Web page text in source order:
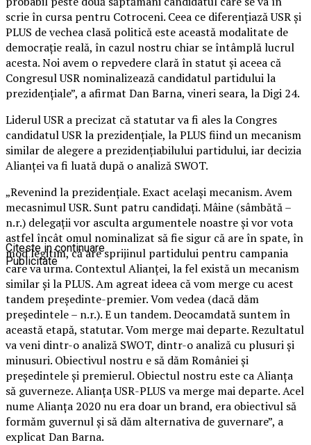
scrie în cursa pentru Cotroceni. Ceea ce diferenţiază USR şi
PLUS de vechea clasă politică este această modalitate de
democraţie reală, în cazul nostru chiar se întâmplă lucrul
acesta. Noi avem o repvedere clară în statut şi aceea că
Congresul USR nominalizează candidatul partidului la
prezidenţiale”, a afirmat Dan Barna, vineri seara, la Digi 24.
Liderul USR a precizat că statutar va fi ales la Congres
candidatul USR la prezidenţiale, la PLUS fiind un mecanism
similar de alegere a prezidenţiabilului partidului, iar decizia
Alianţei va fi luată după o analiză SWOT.
„Revenind la prezidenţiale. Exact acelaşi mecanism. Avem
mecasnimul USR. Sunt patru candidaţi. Mâine (sâmbătă –
n.r.) delegaţii vor asculta argumentele noastre şi vor vota
astfel încât omul nominalizat să fie sigur că are în spate, în
mod legitim, că are sprijinul partidului pentru campania
care va urma. Contextul Alianţei, la fel există un mecanism
similar şi la PLUS. Am agreat ideea că vom merge cu acest
tandem preşedinte-premier. Vom vedea (dacă dăm
preşedintele – n.r.). E un tandem. Deocamdată suntem în
această etapă, statutar. Vom merge mai departe. Rezultatul
va veni dintr-o analiză SWOT, dintr-o analiză cu plusuri şi
minusuri. Obiectivul nostru e să dăm României şi
preşedintele şi premierul. Obiectul nostru este ca Alianţa
să guverneze. Alianţa USR-PLUS va merge mai departe. Acel
nume Alianţa 2020 nu era doar un brand, era obiectivul să
formăm guvernul şi să dăm alternativa de guvernare”, a
explicat Dan Barna.
Citeste in continuare
Publicitate